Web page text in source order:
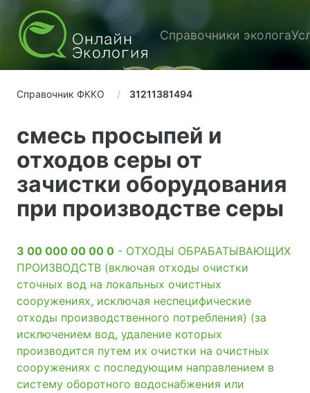
Справочники эколога
Справочник ФККО 31211381494
смесь просыпей и
отходов серы от
зачистки оборудования
при производстве серы
3 00 000 00 00 0 - ОТХОДЫ ОБРАБАТЫВАЮЩИХ
ПРОИЗВОДСТВ (включая отходы очистки
сточных вод на локальных очистных
сооружениях, исключая неспецифические
отходы производственного потребления) (за
исключением вод, удаление которых
производится путем их очистки на очистных
сооружениях с последующим направлением в
систему оборотного водоснабжения или